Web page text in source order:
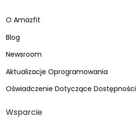
O Amazfit
Blog
Newsroom
Aktualizacje Oprogramowania
Oświadczenie Dotyczące Dostępności
Wsparcie